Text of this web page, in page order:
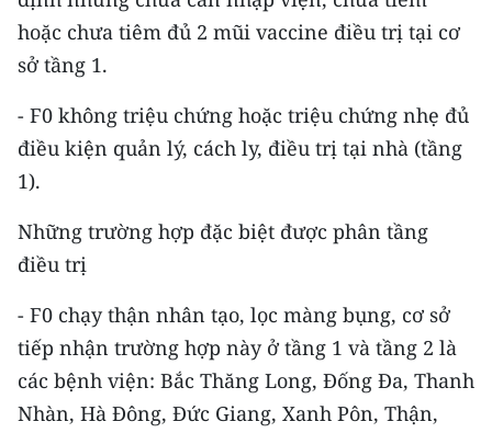
TIN ĐỊA PHƯƠNG
Trung du và miền núi phía Bắc
Đồng bằng sông Hồng
Bắc Trung Bộ
Nguyên
Đồng bằng sông Cửu Long
Chuyên trang Hà Nội
hoặc chưa tiêm đủ 2 mũi vaccine điều trị tại cơ
sở tầng 1.
- F0 không triệu chứng hoặc triệu chứng nhẹ đủ
điều kiện quản lý, cách ly, điều trị tại nhà (tầng
1).
Những trường hợp đặc biệt được phân tầng
điều trị
- F0 chạy thận nhân tạo, lọc màng bụng, cơ sở
tiếp nhận trường hợp này ở tầng 1 và tầng 2 là
các bệnh viện: Bắc Thăng Long, Đống Đa, Thanh
Nhàn, Hà Đông, Đức Giang, Xanh Pôn, Thận,